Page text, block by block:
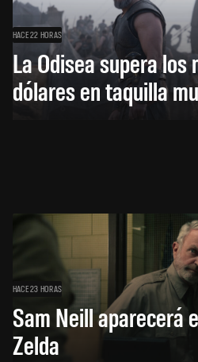
HACE 22 HORAS
La Odisea supera
dólares en taquilla
HACE 23 HORAS
Sam Neill aparecerá
Zelda